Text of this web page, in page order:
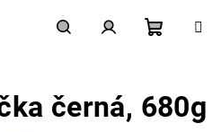
košík
černá, 680g